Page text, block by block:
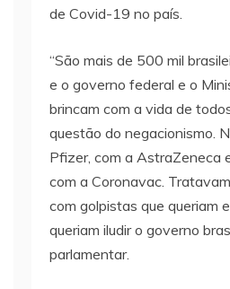
de Covid-19 no país.
“São mais de 500 mil
e o governo federal e o
brincam com a vida de
questão do negacionismo.
Pfizer, com a AstraZeneca
com a Coronavac.
com golpistas que queriam
queriam iludir o governo
parlamentar.